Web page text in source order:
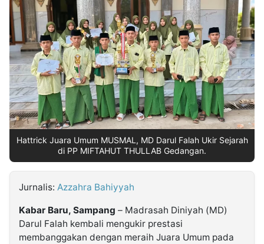
Partner
Insight
NTB
Suara
Time
Lens
IDN
Daily
Jogja
Jalan
Rakyat
Idealita
News
Kita
Notice
Dinamikapost.com
Radar
Baru
Seedbacklink
Follow
Kabarbaru
Hattrick Juara Umum MUSMAL, MD Darul Falah Ukir Sejarah
di PP MIFTAHUT THULLAB Gedangan.
Jurnalis: Azzahra Bahiyyah
Kabar Baru, Sampang – Madrasah Diniyah (MD)
Darul Falah kembali mengukir prestasi
membanggakan dengan meraih Juara Umum pada